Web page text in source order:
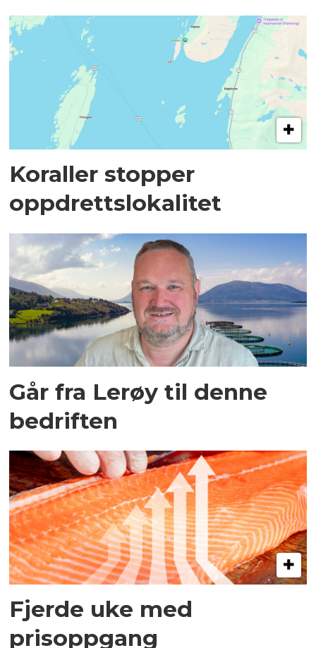
Koraller stopper
oppdrettslokalitet
Går fra Lerøy til denne
bedriften
Fjerde uke med
prisoppgang